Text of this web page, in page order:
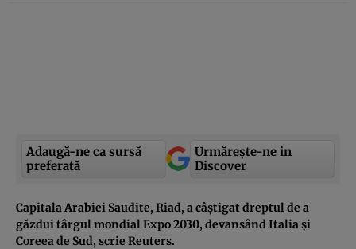
Adaugă-ne ca sursă
preferată
Urmărește-ne in
Discover
Capitala Arabiei Saudite, Riad, a câștigat dreptul de a
găzdui târgul mondial Expo 2030, devansând Italia și
Coreea de Sud, scrie Reuters.